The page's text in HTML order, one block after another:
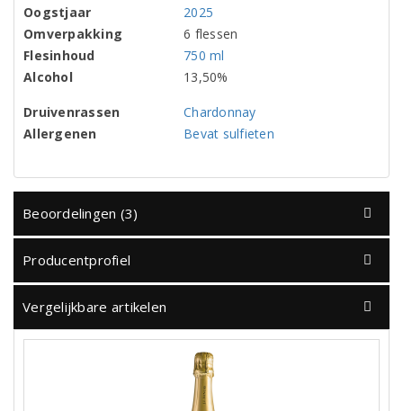
Oogstjaar
2025
Omverpakking
6 flessen
Flesinhoud
750 ml
Alcohol
13,50%
Druivenrassen
Chardonnay
Allergenen
Bevat sulfieten
Beoordelingen (3)
Producentprofiel
Vergelijkbare artikelen